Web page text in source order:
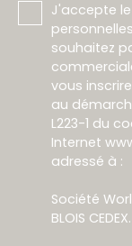
J'accepte
souhaitez
vous
au
L223-1 du
Internet
adressé à :
Société
BLOIS CEDEX.